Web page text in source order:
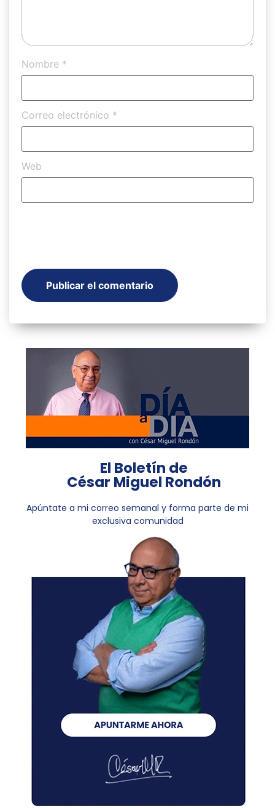
Nombre *
Correo electrónico *
Web
El Boletín de
César Miguel Rondón
Apúntate a mi correo semanal y forma parte de mi
exclusiva comunidad